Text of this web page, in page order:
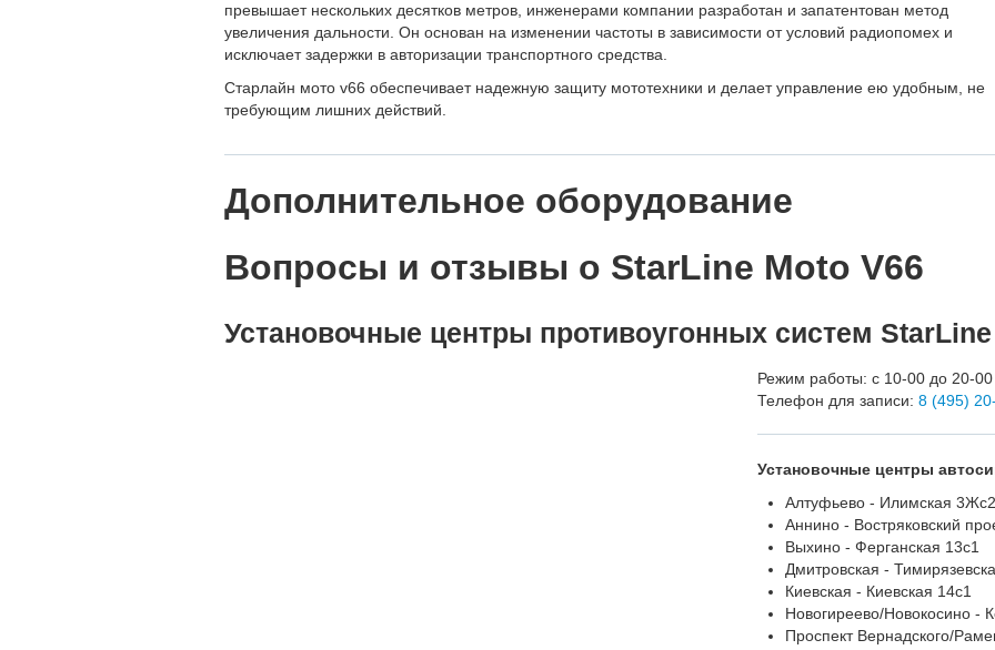
превышает нескольких десятков метров, инженерами компании разработан и запатентован метод
увеличения дальности. Он основан на изменении частоты в зависимости от условий радиопомех и
исключает задержки в авторизации транспортного средства.
Старлайн мото v66 обеспечивает надежную защиту мототехники и делает управление ею удобным, не
требующим лишних действий.
Дополнительное оборудование
Вопросы и отзывы о StarLine Moto V66
Установочные центры противоугонных систем
Режим работы: с 10-00 до 20-
Телефон для записи: 8 (495)
Установочные центры
Алтуфьево - Илимская 3Жс2
Аннино - Востряковский
Выхино - Ферганская 13с1
Дмитровская -
Киевская - Киевская 14с1
Новогиреево/Новокосино -
Проспект Вернадского/